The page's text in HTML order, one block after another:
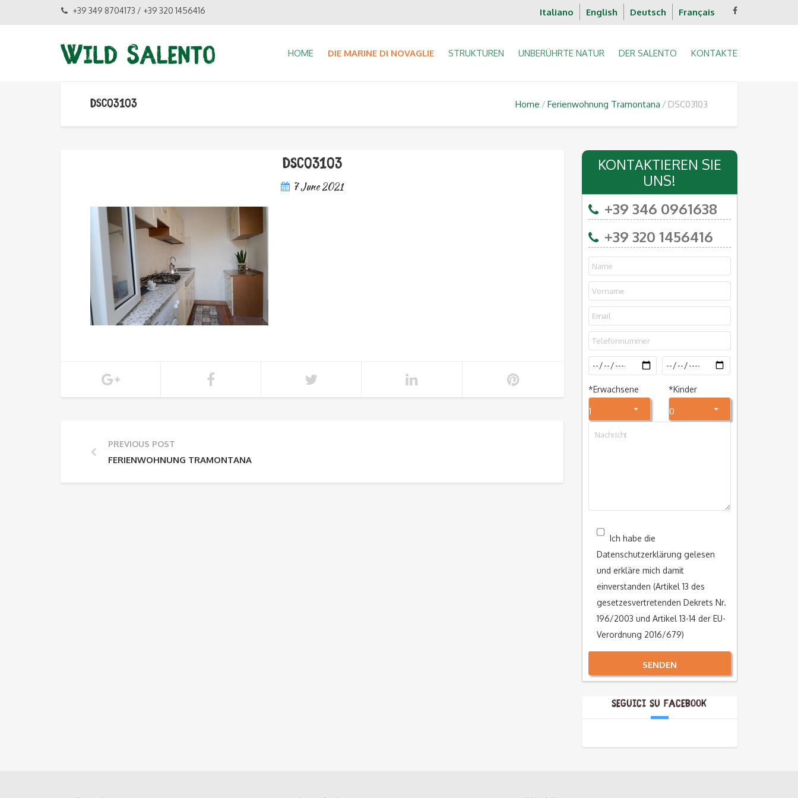
+39 349 8704173 / +39 320 1456416 Italiano English Deutsch Français
HOME DIE MARINE DI NOVAGLIE STRUKTUREN UNBERÜHRTE NATUR DER SALENTO KONTAKTE
DSC03103 Home Ferienwohnung Tramontana DSC03103
DSC03103
7 June 2021
PREVIOUS POST
FERIENWOHNUNG TRAMONTANA
KONTAKTIEREN SIE
UNS!
+39 346 0961638
+39 320 1456416
*Erwachsene
1
*Kinder
0
Ich habe die
Datenschutzerklärung gelesen
und erkläre mich damit
einverstanden (Artikel 13 des
gesetzesvertretenden Dekrets Nr.
196/2003 und Artikel 13-14 der EU-
Verordnung 2016/679)
SENDEN
Seguici su Facebook